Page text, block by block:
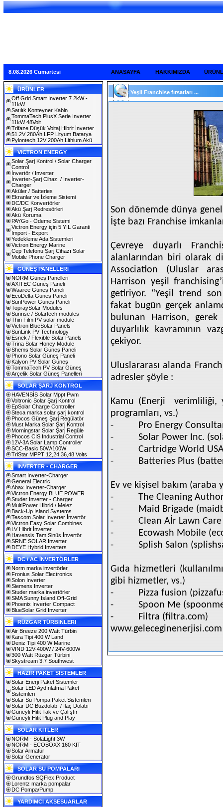
8.08.2026 Cumartesi ANASAYFA HAKKIMIZDA
ÜRÜNLER
Off Grid Smart Inverter 7.2kW -
11kW
Satılık Konteyner Kabin
TommaTech PlusX Serie Inverter
11kW 48Volt
Trifaze Düşük Voltaj Hibrit İnverter
51.2V 280Ah LFP Lityum Batarya
Pylontech 12V 200Ah Lithium Akü
VICTRON ENERGY
Solar Şarj Kontrol / Solar Charger
Control
İnvertör / Inverter
İnverter-Şarj Cihazı / Inverter-
Charger
Aküler / Batteries
Ekranlar ve İzleme Sistemi
DC/DC Konvertörler
Akü Şarj Redresörleri
Akü Koruma
PAYGo - Ödeme Sistemi
Victron Energy için 5 YIL Garanti
Import - Export
Yedekleme Ada Sistemleri
Victron Energy Marine
Cep Telefonu Şarj Cihazı Solar
Mobile Phone Charger
GÜNEŞ PANELLERI
NORM Güneş Panelleri
AXITEC Güneş Paneli
Waaree Güneş Paneli
EcoDelta Güneş Paneli
SunPower Güneş Paneli
TopraySolar Modules
Sunrise / Solartech modules
Thin Film PV solar module
Victron BlueSolar Panels
SunLink PV Technology
Esnek / Flexible Solar Panels
Trina Solar Honey Module
Shems Solar Güneş Paneli
Phono Solar Güneş Paneli
Kalyon PV Solar Güneş
TommaTech PV Solar Güneş
Arçelik Solar Güneş Panelleri
SOLAR ŞARJ KONTROL
HAVENSİS Solar Mppt Pwm
Voltronic Solar Şarj Kontrol
EpSolar Charge Controller
Steca marka solar şarj kontrol
Phocos Güneş Şarj Regülatör
Must Marka Solar Şarj Kontrol
Morningstar Solar Şarj Regüle
Phocos CIS Industrial Control
12V-3A Solar Lamp Controller
SCC-Basic 50W/100W
TriStar MPPT 12,24,36,48 Volts
INVERTER - CHARGER
Smart Inverter-Charger
General Electric
Abax Inverter-Charger
Victron Energy BLUE POWER
Studer Inverter - Charger
MultiPower Hibrid / Melez
Back-Up Island Systems
Tescom Solar İnverter İnvertör
Victron Easy Solar Combines
LV Hibrit İnverter
Havensis Tam Sinüs İnvertör
SRNE SOLAR Inverter
DEYE Hybrid Inverters
DC / AC İNVERTÖRLER
Norm marka invertörler
Fronius Solar Electronics
Solon Inverter
Siemens Inverter
Studer marka invertörler
SMA Sunny Island Off-Grid
Phoenix Inverter Compact
BlueSolar Grid Inverter
RÜZGAR TÜRBINLERI
Air Breeze 200 Watt Türbin
Kara Tipi 400 W Land
Deniz Tipi 400 W Marine
VIND 12V-400W / 24V-600W
300 Watt Rüzgar Türbini
Skystream 3.7 Southwest
HAZIR PAKET SİSTEMLER
Solar Enerji Paket Sistemler
Solar LED Aydınlatma Paket
Sistemleri
Solar Su Pompa Paket Sistemleri
Solar DC Buzdolabı / İlaç Dolabı
Güneyli-Hitit Tak ve Çalıştır
Güneyli-Hitit Plug and Play
SOLAR KITLER
NORM - SolaLight 3W
NORM - ECOBOXX 160 KIT
Solar Armatür
Solar Generator
SOLAR SU POMPALARI
Grundfos SQFlex Product
Lorentz marka pompalar
DC Pompa/Pump
YARDIMCI AKSESUARLAR
Yeşil Franchise fırsatları ...
Son dönemde dünya
İşte bazı Franchise
Çevreye duyarlı
alanlarından biri olarak
Association (Uluslar
Harrison yeşil
getiriyor. “Yeşil trend
fakat bugün gerçek
bulunan Harrison,
duyarlılık kavramının
çekiyor.
Uluslararası alanda
adresler şöyle :
Kamu (Enerji
verimliliği,
programları, vs.)
-
Pro Energy
-
Solar Power Inc.
-
Cartridge World
-
Batteries Plus
Ev ve kişisel bakım (araba
-
The Cleaning
-
Maid Brigade
-
Clean Aİr Lawn
-
Ecowash Mobile
-
Splish Salon
Gıda hizmetleri
gibi hizmetler, vs.)
-
Pizza fusion
-
Spoon Me
-
Filtra (filtra.com)